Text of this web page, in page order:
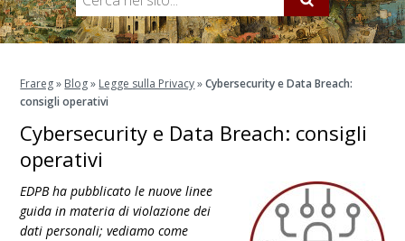
Frareg» Blog» Legge sulla Privacy»Cybersecurity e Data Breach:
consigli operativi
Cybersecurity e Data Breach: consigli
operativi
EDPB ha pubblicato le nuove linee
guida in materia di violazione dei
dati personali; vediamo come